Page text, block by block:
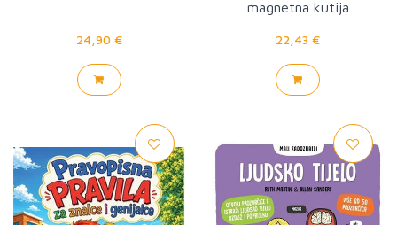
24,90 €
magnetna kutija
22,43 €